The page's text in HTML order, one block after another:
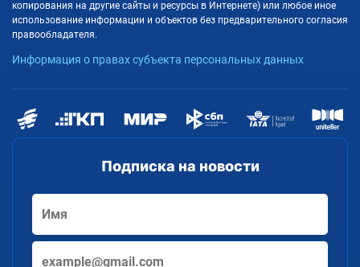
Подписка на новости
копирования на другие сайты и ресурсы в Интернете) или любое иное
использование информации и объектов без предварительного согласия
правообладателя.
Информация о правах субъекта персональных данных